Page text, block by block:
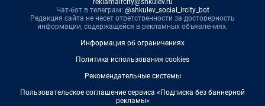
reklamaircity@shkulev.ru
Чат-бот в телеграм: @shkulev_social_ircity_bot
Редакция сайта не несет ответственности за достоверность
информации, содержащейся в рекламных объявлениях.
Информация об ограничениях
Политика использования cookies
Рекомендательные системы
Пользовательское соглашение сервиса «Подписка без баннерной
рекламы»